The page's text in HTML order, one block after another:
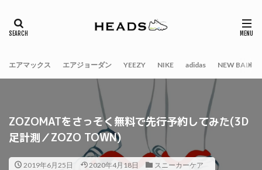
エアマックス エアジョーダン YEEZY NIKE adidas NEW
ZOZOMATをさっそく無料で先行予約してみた(3D
足計測／ZOZO TOWN)
2019年6月25日 2020年4月18日 スニーカーケア